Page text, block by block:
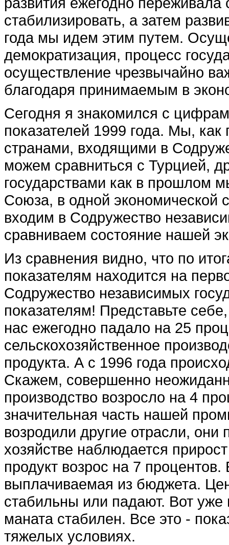
стабилизировать, а затем
года мы идем этим путем.
демократизация, процесс
осуществление чрезвычайно
благодаря принимаемым в
Сегодня я знакомился с
показателей 1999 года. Мы,
странами, входящими в
можем сравниться с Турцией,
государствами как в прошлом
Союза, в одной экономической
входим в Содружество
сравниваем состояние нашей
Из сравнения видно, что по
показателям находится на
Содружество независимых
показателям! Представьте
нас ежегодно падало на 25
сельскохозяйственное
продукта. А с 1996 года
Скажем, совершенно
производство возросло на 4
значительная часть нашей
возродили другие отрасли, они
хозяйстве наблюдается
продукт возрос на 7
выплачиваемая из бюджета.
стабильны или падают. Вот уже
маната стабилен. Все это -
тяжелых условиях.